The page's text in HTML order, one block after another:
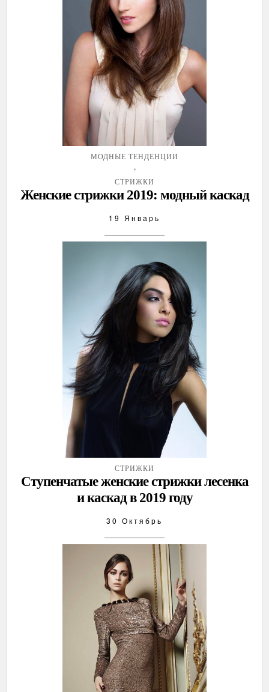
МОДНЫЕ ТЕНДЕНЦИИ
,
СТРИЖКИ
Женские стрижки 2019: модный каскад
19 Январь
СТРИЖКИ
Ступенчатые женские стрижки лесенка
и каскад в 2019 году
30 Октябрь